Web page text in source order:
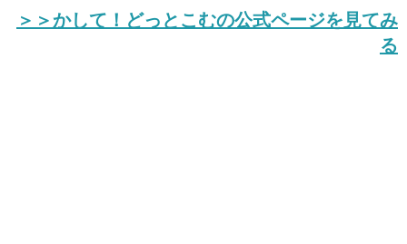
＞＞かして！どっとこむの公式ページを見てみ
る